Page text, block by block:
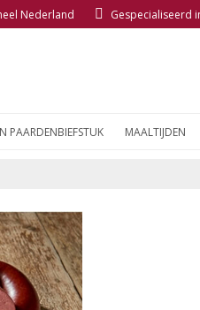
Nederland Gespecialiseerd
PAARDENBIEFSTUK MAALTIJDEN